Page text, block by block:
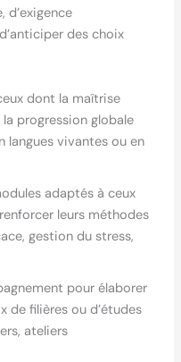
d’exigence
des choix
dont la maîtrise
progression globale
langues vivantes ou en
adaptés à ceux
leurs méthodes
gestion du stress,
pour élaborer
de filières ou d’études
ateliers